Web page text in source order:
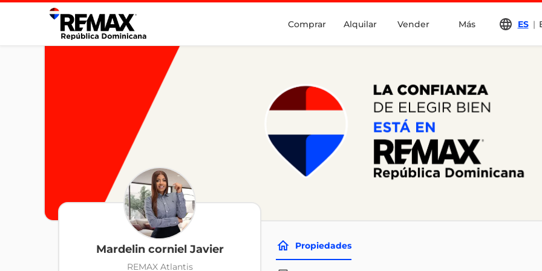
Comprar Alquilar Vender Más ES |
Mardelin corniel Javier
REMAX Atlantis
Propiedades